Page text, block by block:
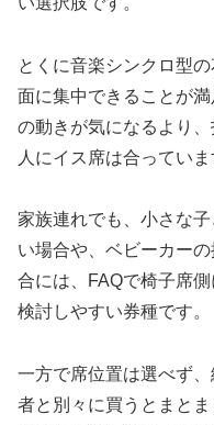
とくに音楽シンクロ型
面に集中できることが
の動きが気になるより
人にイス席は合っていま
家族連れでも、小さな
い場合や、ベビーカー
合には、FAQで椅子席
検討しやすい券種です。
一方で席位置は選べず
者と別々に買うとまと